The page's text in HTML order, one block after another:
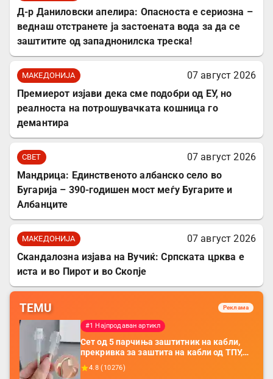
Д-р Даниловски апелира: Опасноста е сериозна –
веднаш отстранете ја застоената вода за да се
заштитите од западнонилска треска!
МАКЕДОНИЈА
07 август 2026
Премиерот изјави дека сме подобри од ЕУ, но
реалноста на потрошувачката кошница го
демантира
СВЕТ
07 август 2026
Мандрица: Единственото албанско село во
Бугарија – 390-годишен мост меѓу Бугарите и
Албанците
МАКЕДОНИЈА
07 август 2026
Скандалозна изјава на Вучиќ: Српската црква е
иста и во Пирот и во Скопје
TEMU Реклама
#1 Најпродаван артикл
Сет од 5 парчиња заштитник на кабли,
прекривка за заштита на кабли од ТПУ,
додатоци за заштита на кабли, без
батерија, за мобилни телефони, комплет
4.8 (10276)